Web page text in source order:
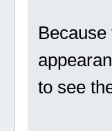
to see